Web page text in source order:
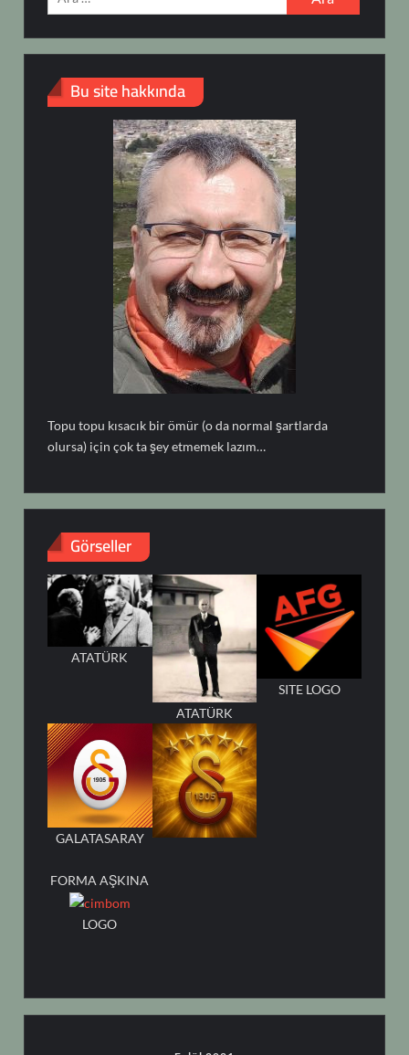
Bu site hakkında
Topu topu kısacık bir ömür (o da normal şartlarda
olursa) için çok ta şey etmemek lazım…
Görseller
ATATÜRK
ATATÜRK
SITE LOGO
GALATASARAY
FORMA AŞKINA
LOGO